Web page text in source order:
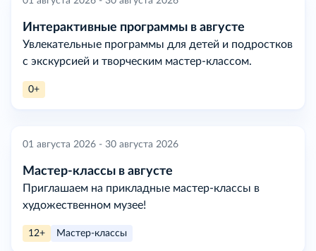
Интерактивные программы в августе
Увлекательные программы для детей и подростков
с экскурсией и творческим мастер-классом.
0+
01 августа 2026 - 30 августа 2026
Мастер-классы в августе
Приглашаем на прикладные мастер-классы в
художественном музее!
12+ Мастер-классы